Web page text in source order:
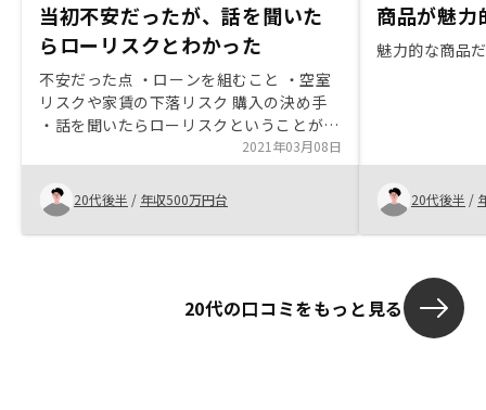
当初不安だったが、話を聞いた
らローリスクとわかった
不安だった点 ・ローンを組むこと ・空室
リスクや家賃の下落リスク 購入の決め手
・話を聞いたらローリスクということがわ
かった ・自分の資金以上の運用ができる
・株、為替に比べてローリスク十分満足し
ているため、特にありません。
2021年03月08日
20代後半 / 年収500万円台
商品が魅力
魅力的な商品
20代後半 /
20代の口コミをもっと見る